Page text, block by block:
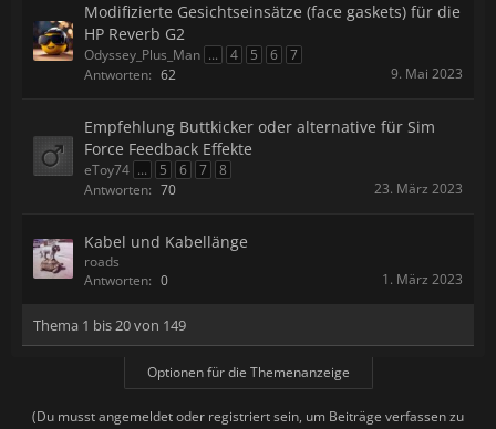
Modifizierte Gesichtseinsätze (face gaskets) für die
HP Reverb G2
Odyssey_Plus_Man ... 4 5 6
7
Antworten: 62 9. Mai 2023
Empfehlung Buttkicker oder alternative für Sim
Force Feedback Effekte
eToy74 ... 5 6 7
8
Antworten: 70 23. März 2023
Kabel und Kabellänge
roads
Antworten: 0 1. März 2023
Thema 1 bis 20 von 149
Optionen für die Themenanzeige
(Du musst angemeldet oder registriert sein, um Beiträge verfassen zu